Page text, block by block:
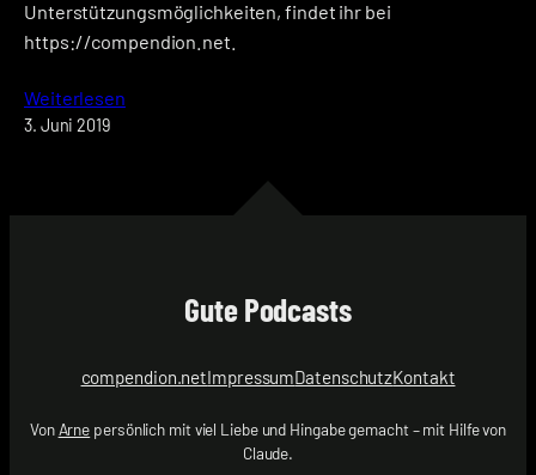
Unterstützungsmöglichkeiten, findet ihr bei
https://compendion.net.
Weiterlesen
3. Juni 2019
Gute Podcasts
compendion.netImpressumDatenschutzKontakt
Von Arne persönlich mit viel Liebe und Hingabe gemacht – mit Hilfe von
Claude.